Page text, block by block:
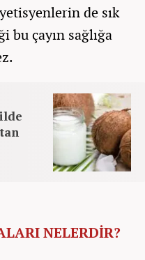
de sık
bu çayın sağlığa
NELERDİR?